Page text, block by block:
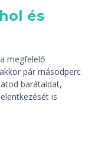
és
megfelelő
pár másodperc
barátaidat,
is